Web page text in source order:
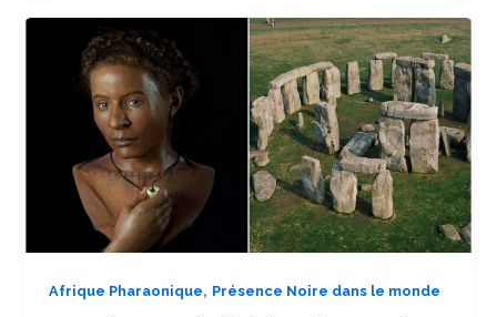
Afrique Pharaonique, Présence Noire dans le monde